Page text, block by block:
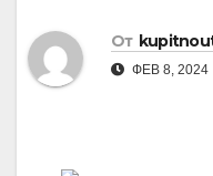
От
ФЕВ 8, 2024